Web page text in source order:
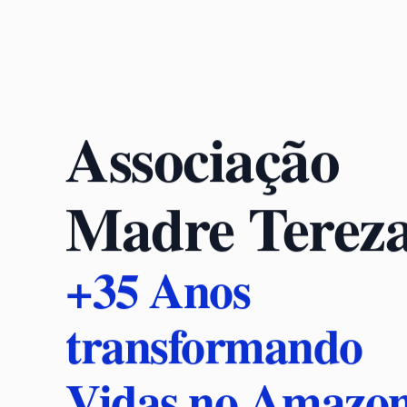
Associação
Madre
+35 Anos
transformando